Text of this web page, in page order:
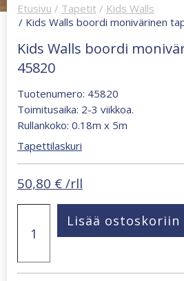
Etusivu / Tapetit / Kids Walls
/ Kids Walls boordi monivärinen
Kids Walls boordi
45820
Tuotenumero: 45820
Toimitusaika: 2-3 viikkoa.
Rullankoko: 0.18m x 5m
Tapettilaskuri
50,80 € /rll
boordi
tapetti
Lisää ostoskoriin